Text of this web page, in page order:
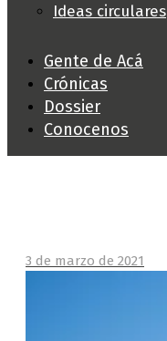
Ideas circulares
Gente de Acá
Crónicas
Dossier
Conocenos
3 de marzo de 2021